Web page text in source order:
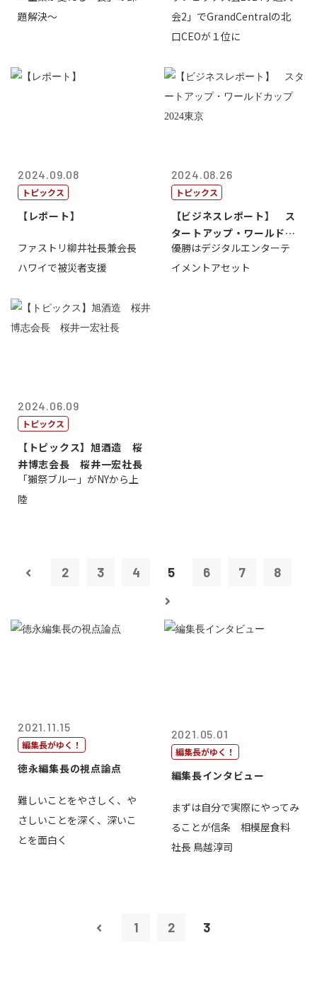
題解決～
会2」でGrandCentralの北
口CEOが１位に
2024.09.08
トピックス
【レポート】
ファストリ柳井社長兼会長
ハワイで被災者支援
2024.08.26
トピックス
【ビジネスレポート】 ス
タートアップ・ワールドカ
ップ2024...
優勝はデジタルエンターテ
イメントアセット
2024.06.09
トピックス
【トピックス】旭酒造 桜
井博志会長 桜井一宏社長
「獺祭ブルー」がNYから上
陸
2 3 4 5 6 7 8
2021.11.15
編集長がゆく！
徳永編集長の視点論点
難しいことをやさしく、や
さしいことを深く、深いこ
とを面白く
2021.05.01
編集長がゆく！
編集長インタビュー
まずは自分で実際にやってみ
ることが信条 相模屋食料
社長 鳥越淳司
1 2 3